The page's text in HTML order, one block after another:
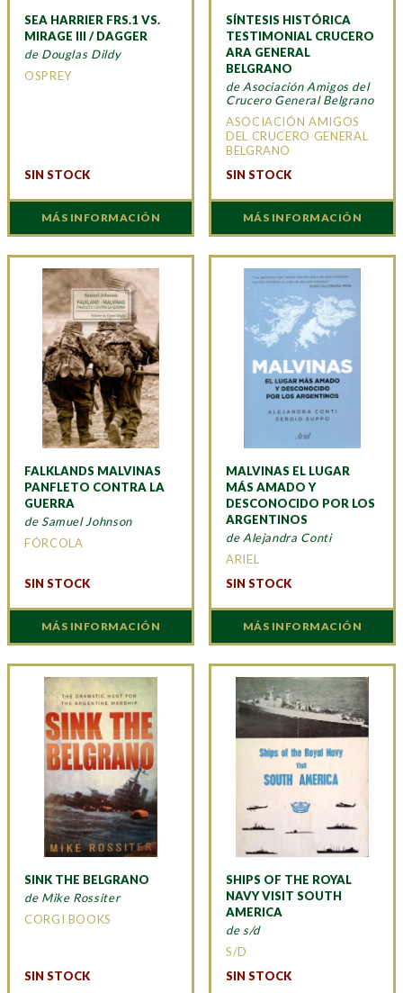
SEA HARRIER FRS.1 VS.
MIRAGE III / DAGGER
de Douglas Dildy
OSPREY
SIN STOCK
MÁS INFORMACIÓN
SÍNTESIS HISTÓRICA
TESTIMONIAL CRUCERO
ARA GENERAL
BELGRANO
de Asociación Amigos del
Crucero General Belgrano
ASOCIACIÓN AMIGOS
DEL CRUCERO GENERAL
BELGRANO
SIN STOCK
MÁS INFORMACIÓN
FALKLANDS MALVINAS
PANFLETO CONTRA LA
GUERRA
de Samuel Johnson
FÓRCOLA
SIN STOCK
MÁS INFORMACIÓN
MALVINAS EL LUGAR
MÁS AMADO Y
DESCONOCIDO POR LOS
ARGENTINOS
de Alejandra Conti
ARIEL
SIN STOCK
MÁS INFORMACIÓN
SINK THE BELGRANO
de Mike Rossiter
CORGI BOOKS
SIN STOCK
SHIPS OF THE ROYAL
NAVY VISIT SOUTH
AMERICA
de s/d
S/D
SIN STOCK